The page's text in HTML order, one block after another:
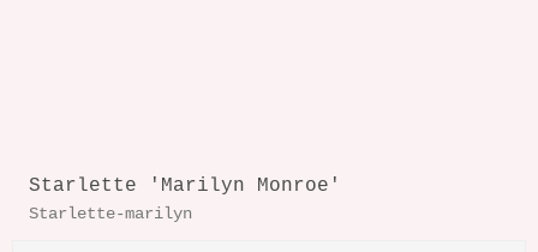
Starlette 'Marilyn Monroe'
Starlette-marilyn